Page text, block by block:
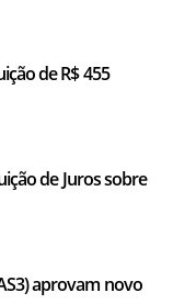
de R$ 455
de Juros sobre
aprovam novo